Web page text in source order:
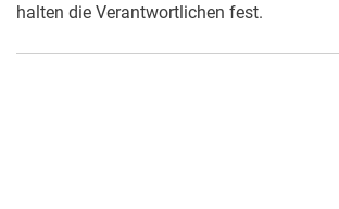
halten die Verantwortlichen fest.